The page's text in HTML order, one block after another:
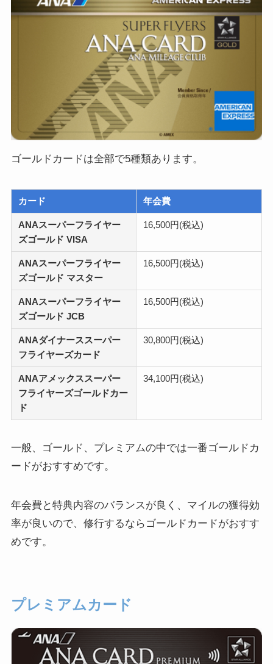
ゴールドカードは全部で5種類あります。
カード 年会費
ANAスーパーフライヤー
ズゴールド VISA
16,500円(税込)
ANAスーパーフライヤー
ズゴールド マスター
16,500円(税込)
ANAスーパーフライヤー
ズゴールド JCB
16,500円(税込)
ANAダイナーススーパー
フライヤーズカード
30,800円(税込)
ANAアメックススーパー
フライヤーズゴールドカー
ド
34,100円(税込)
一般、ゴールド、プレミアムの中では一番ゴールドカ
ードがおすすめです。
年会費と特典内容のバランスが良く、マイルの獲得効
率が良いので、修行するならゴールドカードがおすす
めです。
プレミアムカード